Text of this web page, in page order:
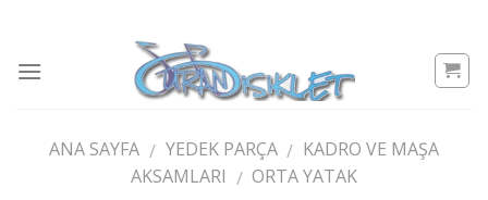
content
ANA SAYFA / YEDEK PARÇA / KADRO VE MAŞA
AKSAMLARI / ORTA YATAK